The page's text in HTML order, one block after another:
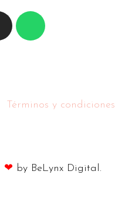
Términos y condiciones
❤ by BeLynx Digital.​​